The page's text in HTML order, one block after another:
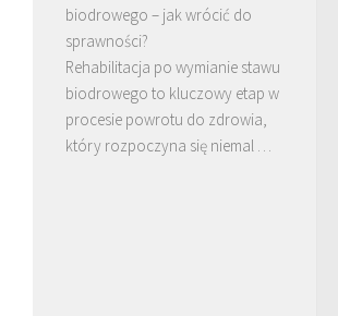
biodrowego – jak wrócić do
sprawności?
Rehabilitacja po wymianie stawu
biodrowego to kluczowy etap w
procesie powrotu do zdrowia,
który rozpoczyna się niemal …